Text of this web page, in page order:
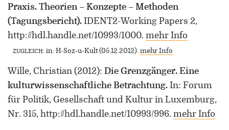
Praxis. Theorien – Konzepte – Methoden
(Tagungsbericht). IDENT2-Working Papers 2,
http://hdl.handle.net/10993/1000. mehr Info
ZUGLEICH: in: H-Soz-u-Kult (05.12.2012). mehr Info
Wille, Christian (2012): Die Grenzgänger. Eine
kulturwissenschaftliche Betrachtung. In: Forum
für Politik, Gesellschaft und Kultur in Luxemburg,
Nr. 315, http://hdl.handle.net/10993/996. mehr Info